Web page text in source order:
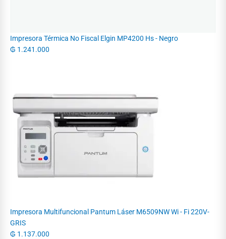
Impresora Térmica No Fiscal Elgin MP4200 Hs - Negro
₲ 1.241.000
Impresora Multifuncional Pantum Láser M6509NW Wi - Fi 220V-
GRIS
₲ 1.137.000